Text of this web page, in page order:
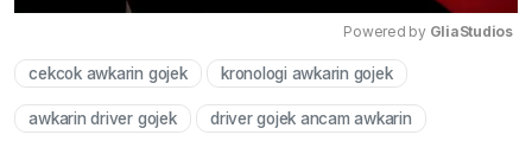
Powered by GliaStudios
cekcok awkarin gojek kronologi awkarin gojek
awkarin driver gojek driver gojek ancam awkarin